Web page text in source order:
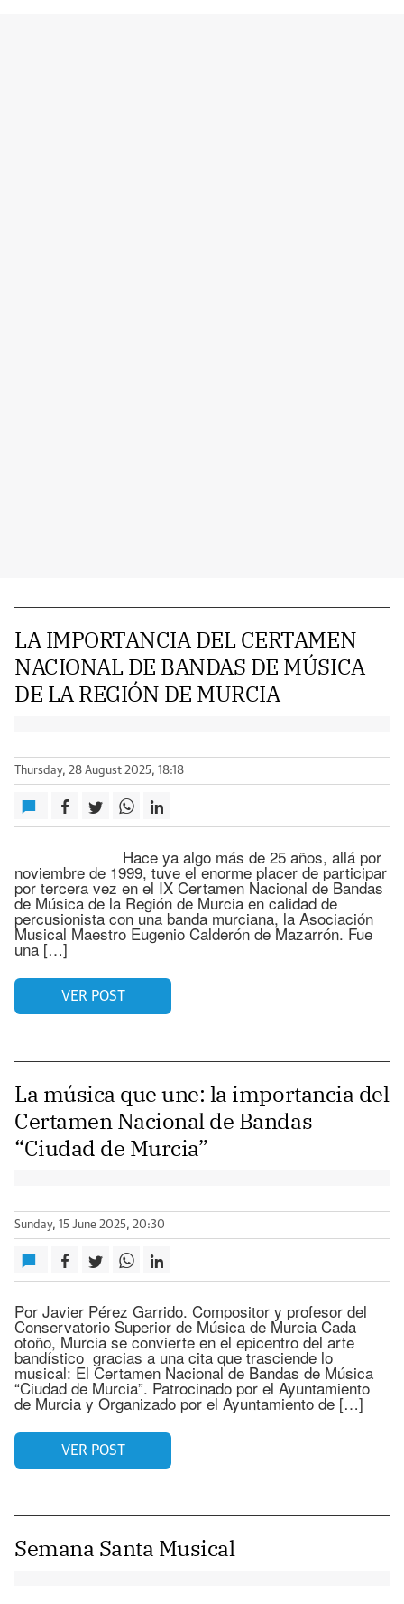
LA IMPORTANCIA DEL CERTAMEN
NACIONAL DE BANDAS DE MÚSICA
DE LA REGIÓN DE MURCIA
Thursday, 28 August 2025, 18:18
­ Hace ya algo más de 25 años, allá por
noviembre de 1999, tuve el enorme placer de participar
por tercera vez en el IX Certamen Nacional de Bandas
de Música de la Región de Murcia en calidad de
percusionista con una banda murciana, la Asociación
Musical Maestro Eugenio Calderón de Mazarrón. Fue
una […]
VER POST
La música que une: la importancia del
Certamen Nacional de Bandas
“Ciudad de Murcia”
Sunday, 15 June 2025, 20:30
Por Javier Pérez Garrido. Compositor y profesor del
Conservatorio Superior de Música de Murcia Cada
otoño, Murcia se convierte en el epicentro del arte
bandístico gracias a una cita que trasciende lo
musical: El Certamen Nacional de Bandas de Música
“Ciudad de Murcia”. Patrocinado por el Ayuntamiento
de Murcia y Organizado por el Ayuntamiento de […]
VER POST
Semana Santa Musical